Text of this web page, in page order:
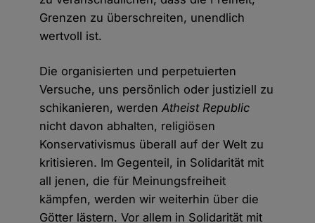
Grenzen zu überschreiten, unendlich
wertvoll ist.
Die organisierten und perpetuierten
Versuche, uns persönlich oder justiziell zu
schikanieren, werdenAtheist Republic
nicht davon abhalten, religiösen
Konservativismus überall auf der Welt zu
kritisieren. Im Gegenteil, in Solidarität mit
all jenen, die für Meinungsfreiheit
kämpfen, werden wir weiterhin über die
Götter lästern. Vor allem in Solidarität mit